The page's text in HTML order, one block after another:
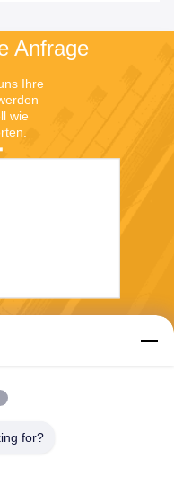
Anfrage
Ihre
wie
for?